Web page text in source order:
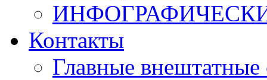
Контакты
Главные внештатные